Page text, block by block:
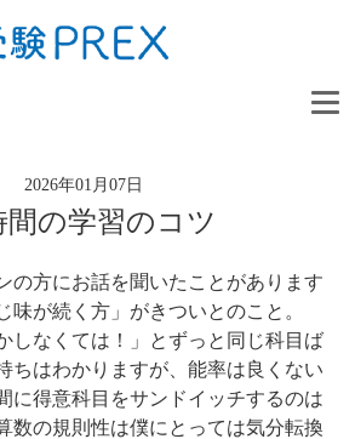
2026年01月07日
間の学習のコツ
の方にお話を聞いたことがあります
味が続く方」がきついとのこと。
しなくては！」とずっと同じ科目ば
ちはわかりますが、能率は良くない
に得意科目をサンドイッチするのは
数の規則性は僕にとっては気分転換